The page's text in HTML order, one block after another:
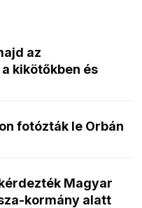
az
kikötőkben és
fotózták le Orbán
Magyar
kormány alatt